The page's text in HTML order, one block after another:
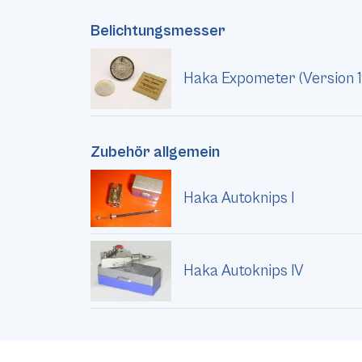
Belichtungsmesser
Haka Expometer (Version
Zubehör allgemein
Haka Autoknips I
Haka Autoknips IV